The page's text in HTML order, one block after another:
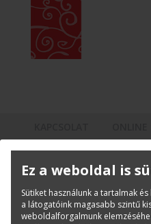
Hírlevél
Ez a weboldal is
Sütiket használunk a tartalmak
a látogatóink magasabb szintű
weboldalforgalmunk